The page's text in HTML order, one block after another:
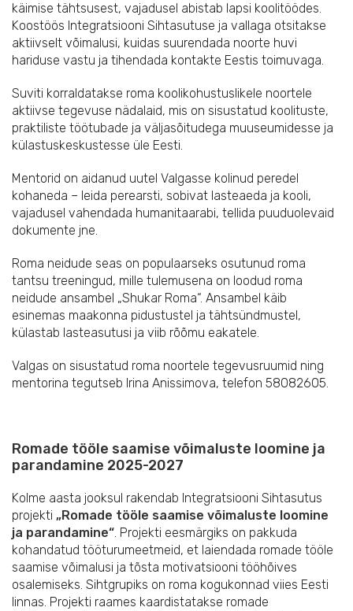
käimise tähtsusest, vajadusel abistab lapsi koolitöödes.
Koostöös Integratsiooni Sihtasutuse ja vallaga otsitakse
aktiivselt võimalusi, kuidas suurendada noorte huvi
hariduse vastu ja tihendada kontakte Eestis toimuvaga.
Suviti korraldatakse roma koolikohustuslikele noortele
aktiivse tegevuse nädalaid, mis on sisustatud koolituste,
praktiliste töötubade ja väljasõitudega muuseumidesse ja
külastuskeskustesse üle Eesti.
Mentorid on aidanud uutel Valgasse kolinud peredel
kohaneda – leida perearsti, sobivat lasteaeda ja kooli,
vajadusel vahendada humanitaarabi, tellida puuduolevaid
dokumente jne.
Roma neidude seas on populaarseks osutunud roma
tantsu treeningud, mille tulemusena on loodud roma
neidude ansambel „Shukar Roma“. Ansambel käib
esinemas maakonna pidustustel ja tähtsündmustel,
külastab lasteasutusi ja viib rõõmu eakatele.
Valgas on sisustatud roma noortele tegevusruumid ning
mentorina tegutseb Irina Anissimova, telefon 58082605.
Romade tööle saamise võimaluste loomine ja
parandamine 2025-2027
Kolme aasta jooksul rakendab Integratsiooni Sihtasutus
projekti „Romade tööle saamise võimaluste loomine
ja parandamine“. Projekti eesmärgiks on pakkuda
kohandatud tööturumeetmeid, et laiendada romade tööle
saamise võimalusi ja tõsta motivatsiooni tööhõives
osalemiseks. Sihtgrupiks on roma kogukonnad viies Eesti
linnas. Projekti raames kaardistatakse romade